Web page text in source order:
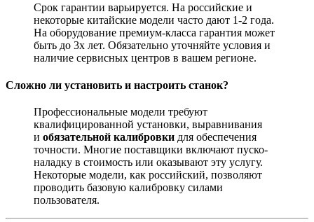
Срок гарантии варьируется. На российские и
некоторые китайские модели часто дают 1-2 года.
На оборудование премиум-класса гарантия может
быть до 3х лет. Обязательно уточняйте условия и
наличие сервисных центров в вашем регионе.
Сложно ли установить и настроить станок?
Профессиональные модели требуют
квалифицированной установки, выравнивания
и обязательной калибровки для обеспечения
точности. Многие поставщики включают пуско-
наладку в стоимость или оказывают эту услугу.
Некоторые модели, как российский, позволяют
проводить базовую калибровку силами
пользователя.